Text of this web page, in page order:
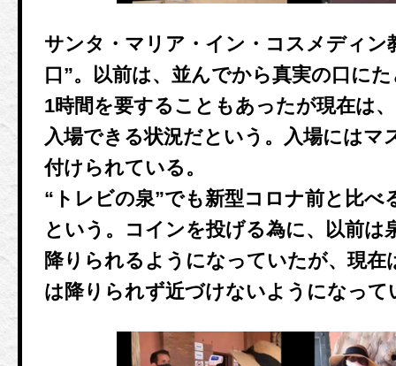
サンタ・マリア・イン・コスメディン
口”。以前は、並んでから真実の口に
1時間を要することもあったが現在は
入場できる状況だという。入場にはマ
付けられている。
“トレビの泉”でも新型コロナ前と比べ
という。コインを投げる為に、以前は
降りられるようになっていたが、現在
は降りられず近づけないようになって